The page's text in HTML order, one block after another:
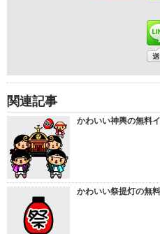
関連記事
かわいい神輿の無料
かわいい祭提灯の無